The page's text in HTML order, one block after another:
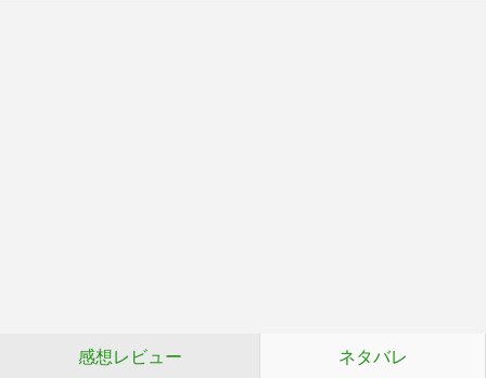
感想レビュー ネタバレ